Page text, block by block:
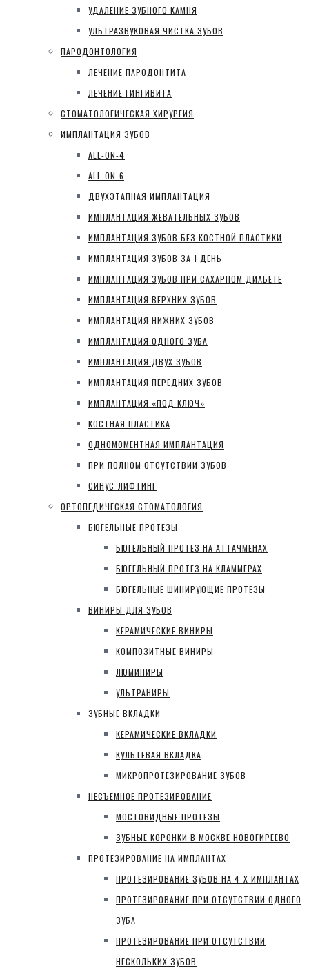
УДАЛЕНИЕ ЗУБНОГО КАМНЯ
УЛЬТРАЗВУКОВАЯ ЧИСТКА ЗУБОВ
ПАРОДОНТОЛОГИЯ
ЛЕЧЕНИЕ ПАРОДОНТИТА
ЛЕЧЕНИЕ ГИНГИВИТА
СТОМАТОЛОГИЧЕСКАЯ ХИРУРГИЯ
ИМПЛАНТАЦИЯ ЗУБОВ
ALL-ON-4
ALL-ON-6
ДВУХЭТАПНАЯ ИМПЛАНТАЦИЯ
ИМПЛАНТАЦИЯ ЖЕВАТЕЛЬНЫХ ЗУБОВ
ИМПЛАНТАЦИЯ ЗУБОВ БЕЗ КОСТНОЙ ПЛАСТИКИ
ИМПЛАНТАЦИЯ ЗУБОВ ЗА 1 ДЕНЬ
ИМПЛАНТАЦИЯ ЗУБОВ ПРИ САХАРНОМ ДИАБЕТЕ
ИМПЛАНТАЦИЯ ВЕРХНИХ ЗУБОВ
ИМПЛАНТАЦИЯ НИЖНИХ ЗУБОВ
ИМПЛАНТАЦИЯ ОДНОГО ЗУБА
ИМПЛАНТАЦИЯ ДВУХ ЗУБОВ
ИМПЛАНТАЦИЯ ПЕРЕДНИХ ЗУБОВ
ИМПЛАНТАЦИЯ «ПОД КЛЮЧ»
КОСТНАЯ ПЛАСТИКА
ОДНОМОМЕНТНАЯ ИМПЛАНТАЦИЯ
ПРИ ПОЛНОМ ОТСУТСТВИИ ЗУБОВ
СИНУС-ЛИФТИНГ
ОРТОПЕДИЧЕСКАЯ СТОМАТОЛОГИЯ
БЮГЕЛЬНЫЕ ПРОТЕЗЫ
БЮГЕЛЬНЫЙ ПРОТЕЗ НА АТТАЧМЕНАХ
БЮГЕЛЬНЫЙ ПРОТЕЗ НА КЛАММЕРАХ
БЮГЕЛЬНЫЕ ШИНИРУЮЩИЕ ПРОТЕЗЫ
ВИНИРЫ ДЛЯ ЗУБОВ
КЕРАМИЧЕСКИЕ ВИНИРЫ
КОМПОЗИТНЫЕ ВИНИРЫ
ЛЮМИНИРЫ
УЛЬТРАНИРЫ
ЗУБНЫЕ ВКЛАДКИ
КЕРАМИЧЕСКИЕ ВКЛАДКИ
КУЛЬТЕВАЯ ВКЛАДКА
МИКРОПРОТЕЗИРОВАНИЕ ЗУБОВ
НЕСЪЕМНОЕ ПРОТЕЗИРОВАНИЕ
МОСТОВИДНЫЕ ПРОТЕЗЫ
ЗУБНЫЕ КОРОНКИ В МОСКВЕ НОВОГИРЕЕВО
ПРОТЕЗИРОВАНИЕ НА ИМПЛАНТАХ
ПРОТЕЗИРОВАНИЕ ЗУБОВ НА 4-Х ИМПЛАНТАХ
ПРОТЕЗИРОВАНИЕ ПРИ ОТСУТСТВИИ ОДНОГО
ЗУБА
ПРОТЕЗИРОВАНИЕ ПРИ ОТСУТСТВИИ
НЕСКОЛЬКИХ ЗУБОВ